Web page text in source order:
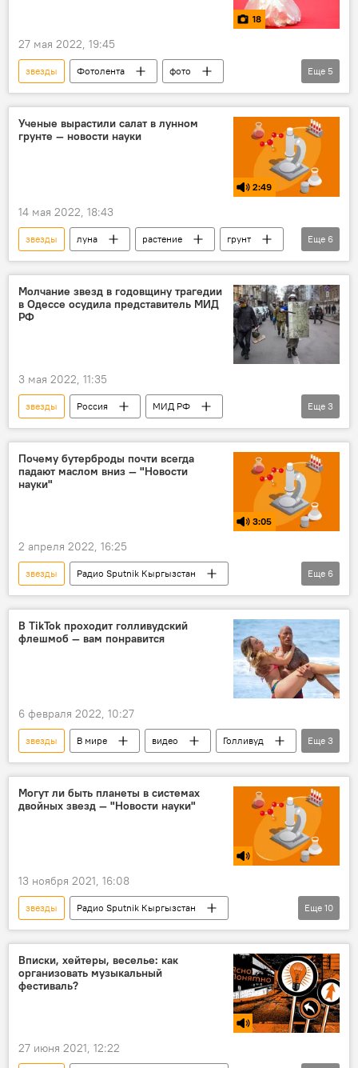
18
27 мая 2022, 19:45
звезды Фотолента
фото
В мире
Каннский кинофестиваль
фестиваль
Канны
Франция
знаменитости
Еще 5
Ученые вырастили салат в лунном
грунте — новости науки
2:49
14 мая 2022, 18:43
звезды луна растение
грунт
салат
исследования
колбаса
сахарный диабет
Радио Sputnik Кыргызстан
Еще 6
Молчание звезд в годовщину трагедии
в Одессе осудила представитель МИД
РФ
3 мая 2022, 11:35
звезды Россия
МИД РФ
Мария Захарова
молчание
Еще 3
Почему бутерброды почти всегда
падают маслом вниз — "Новости
науки"
3:05
2 апреля 2022, 16:25
звезды
Радио Sputnik Кыргызстан
наука
техника
Новости
эксперимент
бутерброд
земля
Еще 6
В TikTok проходит голливудский
флешмоб — вам понравится
6 февраля 2022, 10:27
звезды В мире видео
Голливуд
TikTok
флешмоб актер
Еще 3
Могут ли быть планеты в системах
двойных звезд — "Новости науки"
13 ноября 2021, 16:08
звезды
Радио Sputnik Кыргызстан
Новости науки и новых технологий
Общество
Кыргызстан
система
планета
мусор
Еще 10
Вписки, хейтеры, веселье: как
организовать музыкальный
фестиваль?
27 июня 2021, 12:22